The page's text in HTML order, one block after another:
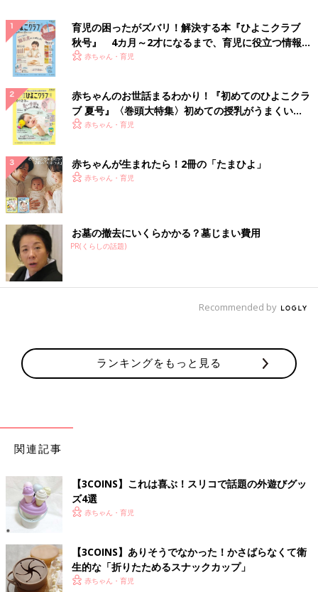
出典：Instagramアカウント「rianamama.0504」
こちらはスコップやジョウロ、小型レーキ、バケツ、砂型と盛り
だくさんな砂場セット。
rianamama.0504さんが購入を迷っていたらあっという間に売れ
切れちゃったんだとか。今回再販されたのを知って即買いに行っ
たそうですよ。
バケツの代わりにダンプもあり！クルマ砂遊びセッ
ト
出典：Instagramアカウント「itomaru321」
育児の困ったがズバリ！解決する本『ひよこクラブ
秋号』 4カ月～2才になるまで、育児に役立つ情報が
いっぱい！
赤ちゃん・育児
赤ちゃんのお世話まるわかり！『初めてのひよこクラ
ブ 夏号』〈巻頭大特集〉初めての授乳がうまくい
く！ おっぱい・ミルクの基本と夏のトラブル 解決テ
赤ちゃん・育児
赤ちゃんが生まれたら！2冊の「たまひよ」
赤ちゃん・育児
お墓の撤去にいくらかかる？墓じまい費用
PR(くらしの話題)
Recommended by
ランキングをもっと見る
関連記事
【3COINS】これは喜ぶ！スリコで話題の外遊びグッ
ズ4選
赤ちゃん・育児
【3COINS】ありそうでなかった！かさばらなくて衛
生的な「折りたためるスナックカップ」
赤ちゃん・育児